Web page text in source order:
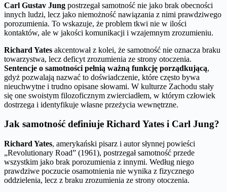
Carl Gustav Jung postrzegał samotność nie jako brak obecności
innych ludzi, lecz jako niemożność nawiązania z nimi prawdziwego
porozumienia. To wskazuje, że problem tkwi nie w ilości
kontaktów, ale w jakości komunikacji i wzajemnym zrozumieniu.
Richard Yates akcentował z kolei, że samotność nie oznacza braku
towarzystwa, lecz deficyt zrozumienia ze strony otoczenia.
Sentencje o samotności pełnią ważną funkcję porządkującą,
gdyż pozwalają nazwać to doświadczenie, które często bywa
nieuchwytne i trudno opisane słowami. W kulturze Zachodu stały
się one swoistym filozoficznym zwierciadłem, w którym człowiek
dostrzega i identyfikuje własne przeżycia wewnętrzne.
Jak samotność definiuje Richard Yates i Carl Jung?
Richard Yates, amerykański pisarz i autor słynnej powieści
„Revolutionary Road” (1961), postrzegał samotność przede
wszystkim jako brak porozumienia z innymi. Według niego
prawdziwe poczucie osamotnienia nie wynika z fizycznego
oddzielenia, lecz z braku zrozumienia ze strony otoczenia.